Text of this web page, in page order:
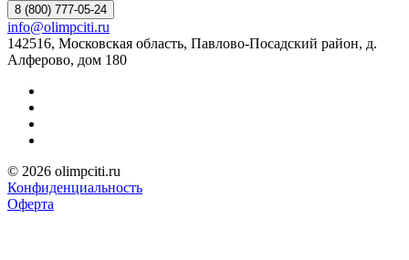
8 (800) 777-05-24
info@olimpciti.ru
142516, Московская область, Павлово-Посадский район, д.
Алферово, дом 180
© 2026 olimpciti.ru
Конфиденциальность
Оферта